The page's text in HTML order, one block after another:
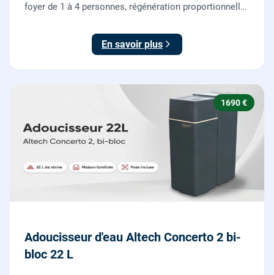
foyer de 1 à 4 personnes, régénération proportionnelle
toute la maison du calcaire.
En savoir plus
1690 €
Adoucisseur d'eau Altech Concerto 2 bi-
bloc 22 L